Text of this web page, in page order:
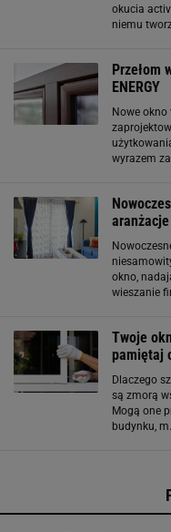
okucia
niemu
Przełom
ENERGY
Nowe okno
wyrazem
ofercie
okno,
wieszanie
Twoje
pamiętaj
Dlaczego
są zmorą
Mogą one
budynku,